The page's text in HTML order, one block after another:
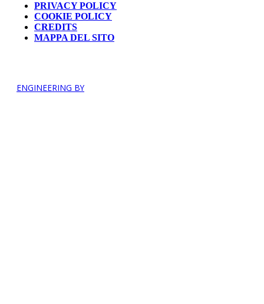
PRIVACY POLICY
COOKIE POLICY
CREDITS
MAPPA DEL SITO
ENGINEERING BY